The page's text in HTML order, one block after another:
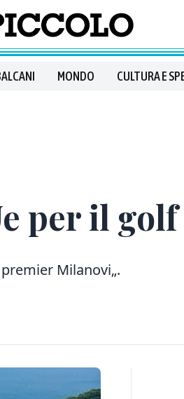
MONDO CULTURA E
per il golf
Milanovi„.